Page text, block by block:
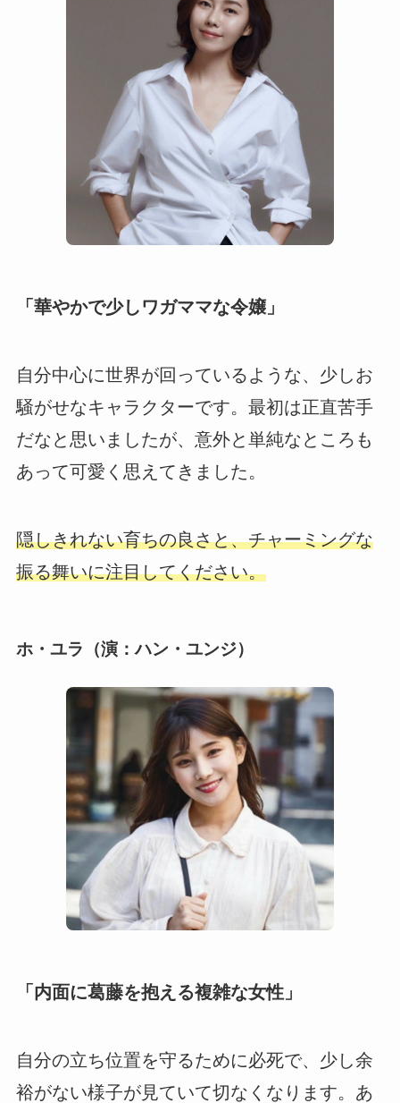
「華やかで少しワガママな令嬢」
自分中心に世界が回っているような、少しお
騒がせなキャラクターです。最初は正直苦手
だなと思いましたが、意外と単純なところも
あって可愛く思えてきました。
隠しきれない育ちの良さと、チャーミングな
振る舞いに注目してください。
ホ・ユラ（演：ハン・ユンジ）
「内面に葛藤を抱える複雑な女性」
自分の立ち位置を守るために必死で、少し余
裕がない様子が見ていて切なくなります。あ